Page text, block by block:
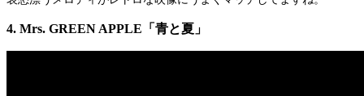
4. Mrs. GREEN APPLE「青と夏」